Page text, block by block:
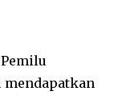
mendapatkan